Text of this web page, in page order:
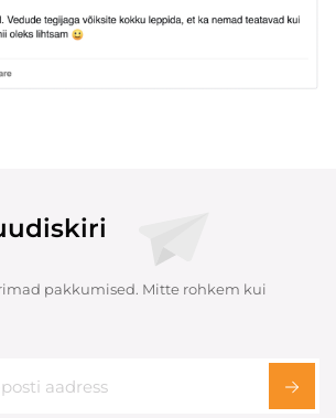
pakkumised. Mitte rohkem kui